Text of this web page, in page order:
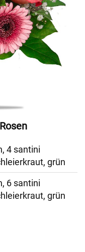
4 santini
grün
6 santini
grün